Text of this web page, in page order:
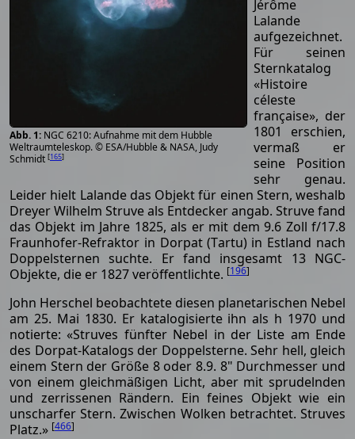
NGC 6210: Aufnahme mit dem Hubble
Weltraumteleskop. © ESA/Hubble & NASA, Judy
Schmidt [165]
Jérôme
Lalande
aufgezeichnet.
Für seinen
Sternkatalog
«Histoire
céleste
française», der
1801 erschien,
vermaß er
seine Position
sehr genau.
Leider hielt Lalande das Objekt für einen Stern, weshalb
Dreyer Wilhelm Struve als Entdecker angab. Struve fand
das Objekt im Jahre 1825, als er mit dem 9.6 Zoll f/17.8
Fraunhofer-Refraktor in Dorpat (Tartu) in Estland nach
Doppelsternen suchte. Er fand insgesamt 13 NGC-
Objekte, die er 1827 veröffentlichte. [196]
John Herschel beobachtete diesen planetarischen Nebel
am 25. Mai 1830. Er katalogisierte ihn als h 1970 und
notierte: «Struves fünfter Nebel in der Liste am Ende
des Dorpat-Katalogs der Doppelsterne. Sehr hell, gleich
einem Stern der Größe 8 oder 8.9. 8" Durchmesser und
von einem gleichmäßigen Licht, aber mit sprudelnden
und zerrissenen Rändern. Ein feines Objekt wie ein
unscharfer Stern. Zwischen Wolken betrachtet. Struves
Platz.» [466]